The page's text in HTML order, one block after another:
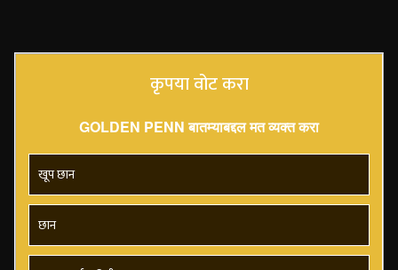
कृपया वोट करा
GOLDEN PENN बातम्याबद्दल मत व्यक्त करा
खूप छान
छान